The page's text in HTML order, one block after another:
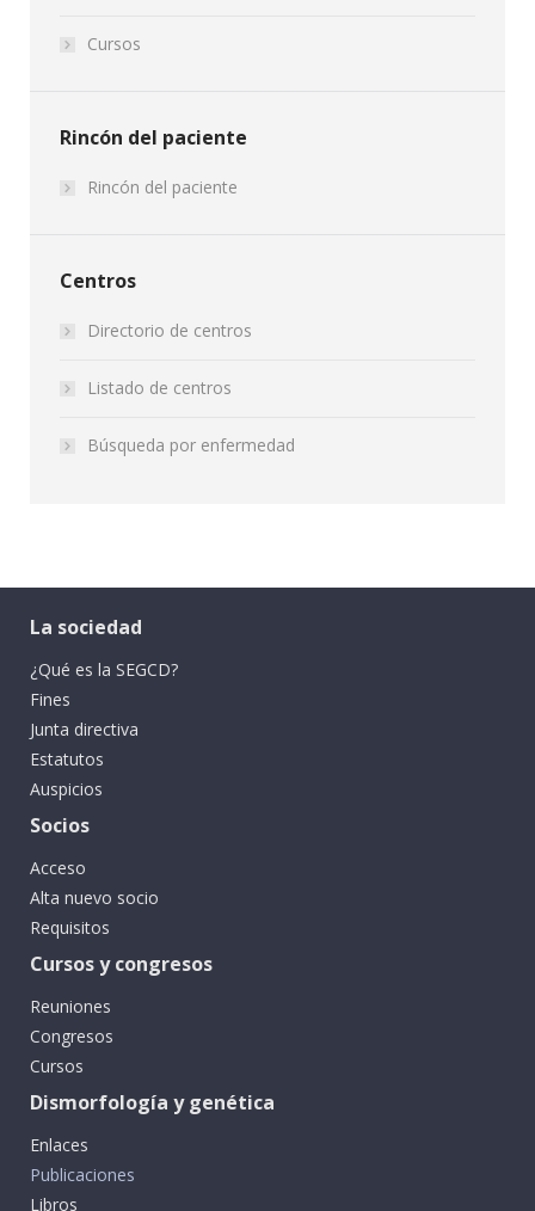
Cursos
Rincón del paciente
Rincón del paciente
Centros
Directorio de centros
Listado de centros
Búsqueda por enfermedad
La sociedad
¿Qué es la SEGCD?
Fines
Junta directiva
Estatutos
Auspicios
Socios
Acceso
Alta nuevo socio
Requisitos
Cursos y congresos
Reuniones
Congresos
Cursos
Dismorfología y genética
Enlaces
Publicaciones
Libros